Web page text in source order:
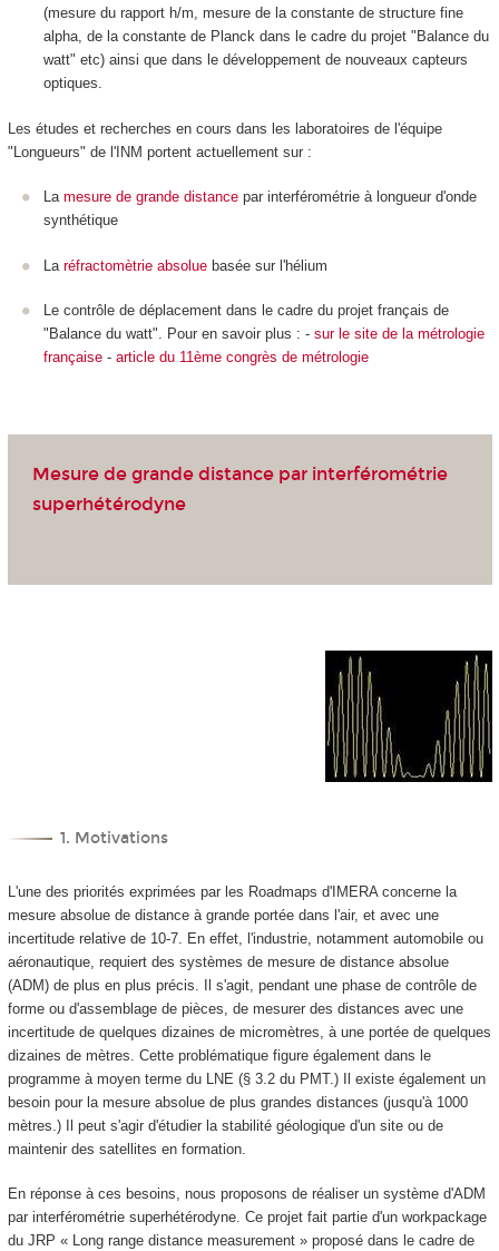
(mesure du rapport h/m, mesure de la constante de structure fine
alpha, de la constante de Planck dans le cadre du projet "Balance du
watt" etc) ainsi que dans le développement de nouveaux capteurs
optiques.
Les études et recherches en cours dans les laboratoires de l'équipe
"Longueurs" de l'INM portent actuellement sur :
La mesure de grande distance par interférométrie à longueur d'onde
synthétique
La réfractomètrie absolue basée sur l'hélium
Le contrôle de déplacement dans le cadre du projet français de
"Balance du watt". Pour en savoir plus : - sur le site de la métrologie
française - article du 11ème congrès de métrologie
Mesure de grande distance par interférométrie
superhétérodyne
1. Motivations
L'une des priorités exprimées par les Roadmaps d'IMERA concerne la
mesure absolue de distance à grande portée dans l'air, et avec une
incertitude relative de 10-7. En effet, l'industrie, notamment automobile ou
aéronautique, requiert des systèmes de mesure de distance absolue
(ADM) de plus en plus précis. Il s'agit, pendant une phase de contrôle de
forme ou d'assemblage de pièces, de mesurer des distances avec une
incertitude de quelques dizaines de micromètres, à une portée de quelques
dizaines de mètres. Cette problématique figure également dans le
programme à moyen terme du LNE (§ 3.2 du PMT.) Il existe également un
besoin pour la mesure absolue de plus grandes distances (jusqu'à 1000
mètres.) Il peut s'agir d'étudier la stabilité géologique d'un site ou de
maintenir des satellites en formation.
En réponse à ces besoins, nous proposons de réaliser un système d'ADM
par interférométrie superhétérodyne. Ce projet fait partie d'un workpackage
du JRP « Long range distance measurement » proposé dans le cadre de